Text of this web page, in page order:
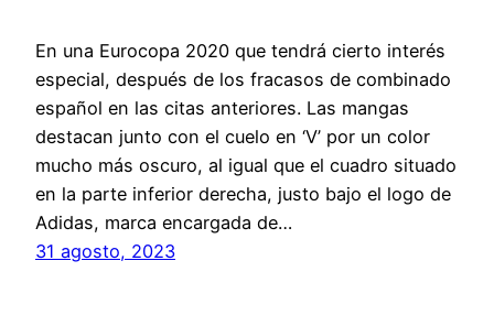
En una Eurocopa 2020 que tendrá cierto interés
especial, después de los fracasos de combinado
español en las citas anteriores. Las mangas
destacan junto con el cuelo en ‘V’ por un color
mucho más oscuro, al igual que el cuadro situado
en la parte inferior derecha, justo bajo el logo de
Adidas, marca encargada de…
31 agosto, 2023